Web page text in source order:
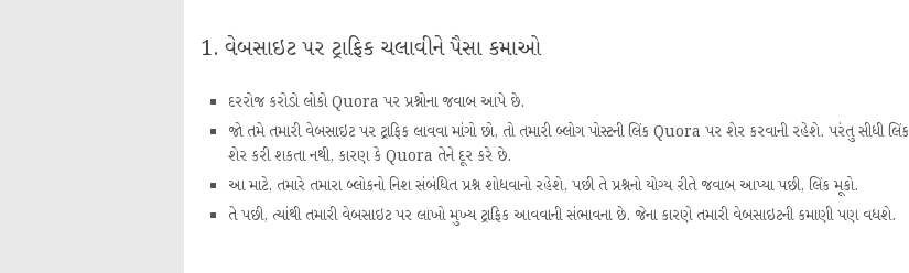
1. વેબસાઇટ પર ટ્રાફિક ચલાવીને પૈસા કમાઓ
દરરોજ કરોડો લોકો Quora પર પ્રશ્નોના જવાબ આપે છે.
જો તમે તમારી વેબસાઇટ પર ટ્રાફિક લાવવા માંગો છો, તો તમારી બ્લોગ પોસ્ટની લિંક Quora પર શેર કરવાની રહેશે. પરંતુ સીધી લિંક
શેર કરી શકતા નથી, કારણ કે Quora તેને દૂર કરે છે.
આ માટે, તમારે તમારા બ્લોકનો નિશ સંબંધિત પ્રશ્ન શોધવાનો રહેશે, પછી તે પ્રશ્નનો યોગ્ય રીતે જવાબ આપ્યા પછી, લિંક મૂકો.
તે પછી, ત્યાંથી તમારી વેબસાઇટ પર લાખો મુખ્ય ટ્રાફિક આવવાની સંભાવના છે. જેના કારણે તમારી વેબસાઇટની કમાણી પણ વધશે.